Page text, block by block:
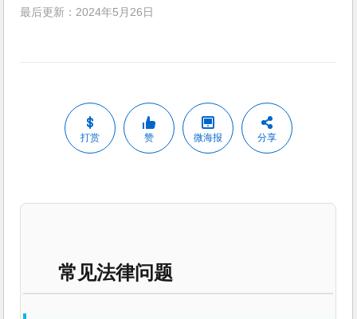
最后更新：2024年5月26日
打赏 赞 微海报 分享
常见法律问题